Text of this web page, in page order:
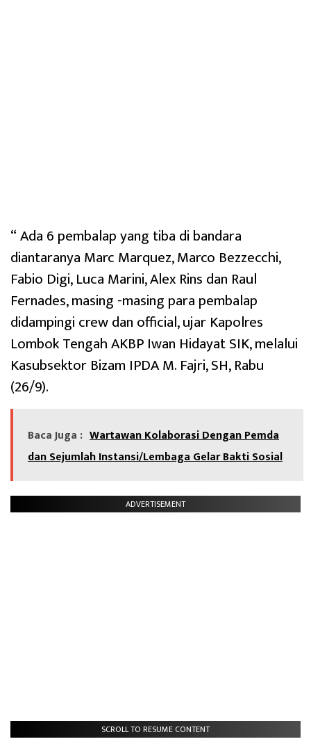
“ Ada 6 pembalap yang tiba di bandara
diantaranya Marc Marquez, Marco Bezzecchi,
Fabio Digi, Luca Marini, Alex Rins dan Raul
Fernades, masing -masing para pembalap
didampingi crew dan official, ujar Kapolres
Lombok Tengah AKBP Iwan Hidayat SIK, melalui
Kasubsektor Bizam IPDA M. Fajri, SH, Rabu
(26/9).
Baca Juga : Wartawan Kolaborasi Dengan Pemda
dan Sejumlah Instansi/Lembaga Gelar Bakti Sosial
ADVERTISEMENT
SCROLL TO RESUME CONTENT